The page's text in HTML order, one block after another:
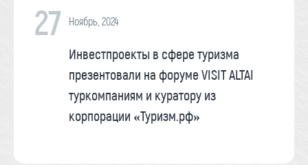
27 Ноябрь, 2024
Инвестпроекты в сфере туризма
презентовали на форуме VISIT ALTAI
туркомпаниям и куратору из
корпорации «Туризм.рф»